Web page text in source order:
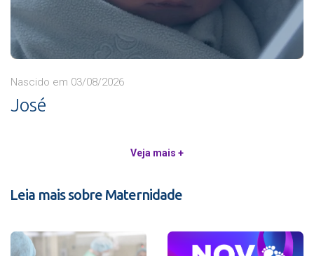
Nascido em 03/08/2026
José
Veja mais +
Leia mais sobre Maternidade